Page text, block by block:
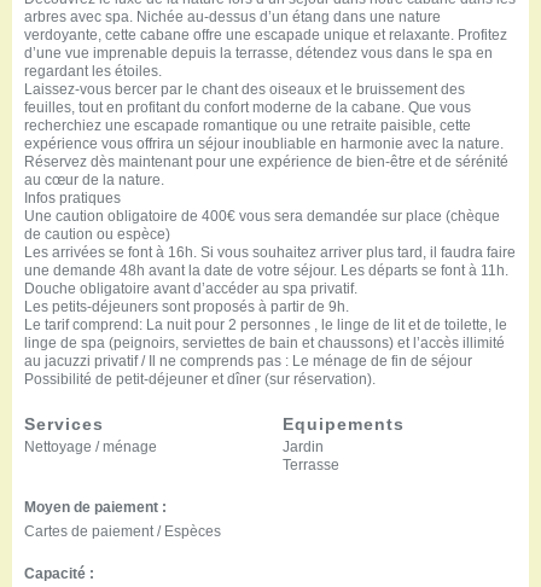
arbres avec spa. Nichée au-dessus d’un étang dans une nature
verdoyante, cette cabane offre une escapade unique et relaxante. Profitez
d’une vue imprenable depuis la terrasse, détendez vous dans le spa en
regardant les étoiles.
Laissez-vous bercer par le chant des oiseaux et le bruissement des
feuilles, tout en profitant du confort moderne de la cabane. Que vous
recherchiez une escapade romantique ou une retraite paisible, cette
expérience vous offrira un séjour inoubliable en harmonie avec la nature.
Réservez dès maintenant pour une expérience de bien-être et de sérénité
au cœur de la nature.
Infos pratiques
Une caution obligatoire de 400€ vous sera demandée sur place (chèque
de caution ou espèce)
Les arrivées se font à 16h. Si vous souhaitez arriver plus tard, il faudra faire
une demande 48h avant la date de votre séjour. Les départs se font à 11h.
Douche obligatoire avant d’accéder au spa privatif.
Les petits-déjeuners sont proposés à partir de 9h.
Le tarif comprend: La nuit pour 2 personnes , le linge de lit et de toilette, le
linge de spa (peignoirs, serviettes de bain et chaussons) et l’accès illimité
au jacuzzi privatif / Il ne comprends pas : Le ménage de fin de séjour
Possibilité de petit-déjeuner et dîner (sur réservation).
Services
Nettoyage / ménage
Equipements
Jardin
Terrasse
Moyen de paiement :
Cartes de paiement / Espèces
Capacité :